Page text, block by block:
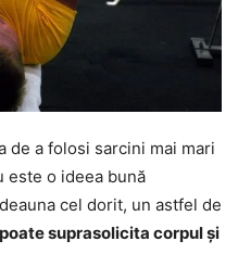
de a folosi sarcini mai mari
este o ideea bună
cel dorit, un astfel de
suprasolicita corpul și